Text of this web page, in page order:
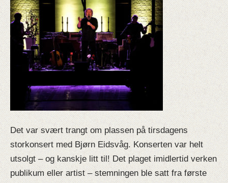
Det var svært trangt om plassen på tirsdagens
storkonsert med Bjørn Eidsvåg. Konserten var helt
utsolgt – og kanskje litt til! Det plaget imidlertid verken
publikum eller artist – stemningen ble satt fra første